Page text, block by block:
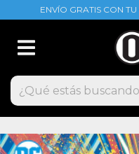
ENVÍO GRATIS CON